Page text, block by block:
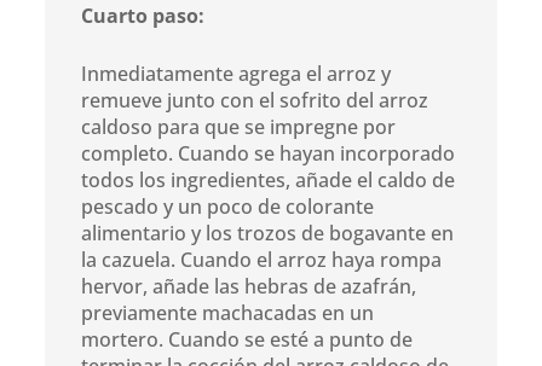
Cuarto paso:
Inmediatamente agrega el arroz y
remueve junto con el sofrito del arroz
caldoso para que se impregne por
completo. Cuando se hayan incorporado
todos los ingredientes, añade el caldo de
pescado y un poco de colorante
alimentario y los trozos de bogavante en
la cazuela. Cuando el arroz haya rompa
hervor, añade las hebras de azafrán,
previamente machacadas en un
mortero. Cuando se esté a punto de